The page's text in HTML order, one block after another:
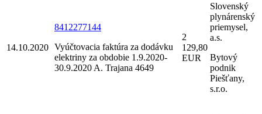
14.10.2020
8412277144
Vyúčtovacia faktúra za dodávku
elektriny za obdobie 1.9.2020-
30.9.2020 A. Trajana 4649
2
129,80
EUR
Slovenský
plynárenský
priemysel,
a.s.
Bytový
podnik
Piešťany,
s.r.o.